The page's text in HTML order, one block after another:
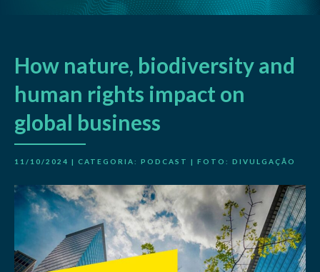
How nature, biodiversity and
human rights impact on
global business
11/10/2024 | CATEGORIA: PODCAST | FOTO: DIVULGAÇÃO